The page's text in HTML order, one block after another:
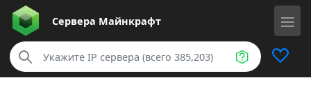
Сервера Майнкрафт